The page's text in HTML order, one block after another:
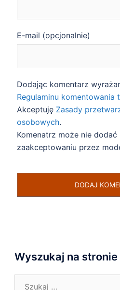
E-mail (opcjonalnie)
Dodając komentarz
Regulaminu komentowania
Akceptuję Zasady
osobowych.
Komenatrz może nie
zaakceptowaniu przez
Wyszukaj na stronie